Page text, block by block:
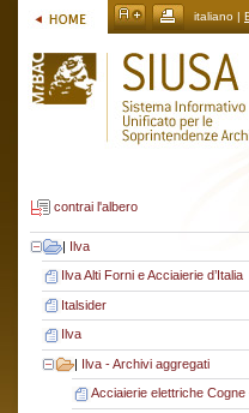
italiano |
contrai l'albero
| Ilva
Ilva Alti Forni e Acciaierie d’Italia
Italsider
Ilva
| Ilva - Archivi aggregati
Acciaierie elettriche Cogne